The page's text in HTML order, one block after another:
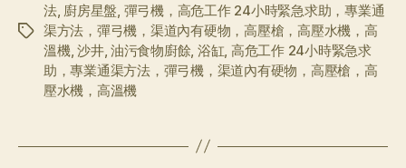
标
法, 廚房星盤 彈弓機，高危工作 24小時緊急求助，專業通
渠方法，彈弓機，渠道內有硬物，高壓槍，高壓水機，高
溫機, 沙井, 油污食物廚餘 浴缸 高危工作 24小時緊急求
助，專業通渠方法，彈弓機，渠道內有硬物，高壓槍，高
壓水機，高溫機